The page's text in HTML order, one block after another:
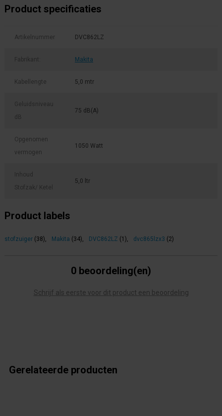
Product specificaties
Artikelnummer DVC862LZ
Fabrikant: Makita
Kabellengte 5,0 mtr
Geluidsniveau
dB
75 dB(A)
Opgenomen
vermogen
1050 Watt
Inhoud
Stofzak/ Ketel
5,0 ltr
Product labels
stofzuiger (38), Makita (34), DVC862LZ (1), dvc865lzx3 (2)
0 beoordeling(en)
Schrijf als eerste voor dit product een beoordeling
Gerelateerde producten